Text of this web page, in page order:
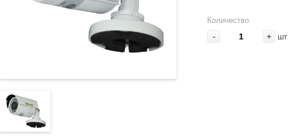
Количество
- + шт